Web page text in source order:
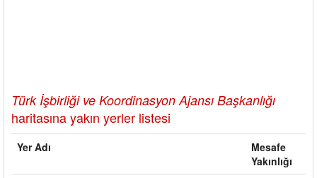
Türk İşbirliği ve Koordinasyon Ajansı Başkanlığı
haritasına yakın yerler listesi
Yer Adı
Mesafe
Yakınlığı